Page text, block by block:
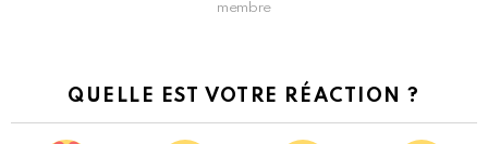
membre
QUELLE EST VOTRE RÉACTION ?